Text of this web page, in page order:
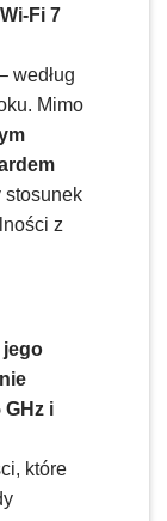
Fi 7
według
Mimo
stosunek
z
jego
GHz i
które